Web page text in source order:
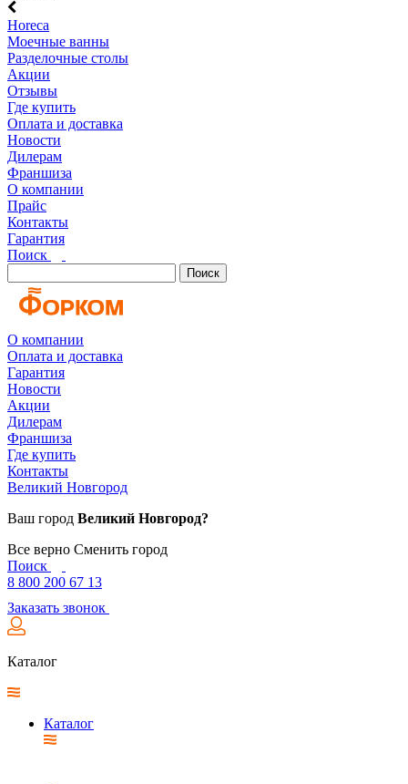
Horeca
Моечные ванны
Разделочные столы
Акции
Отзывы
Где купить
Оплата и доставка
Новости
Дилерам
Франшиза
О компании
Прайс
Контакты
Гарантия
Поиск
Поиск
О компании
Оплата и доставка
Гарантия
Новости
Акции
Дилерам
Франшиза
Где купить
Контакты
Великий Новгород
Ваш город Великий Новгород?
Все верно Сменить город
Поиск
8 800 200 67 13
Заказать звонок
Каталог
Каталог